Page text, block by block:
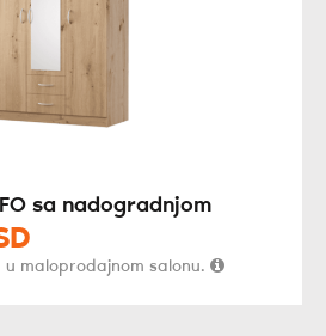
sa nadogradnjom
u maloprodajnom salonu.